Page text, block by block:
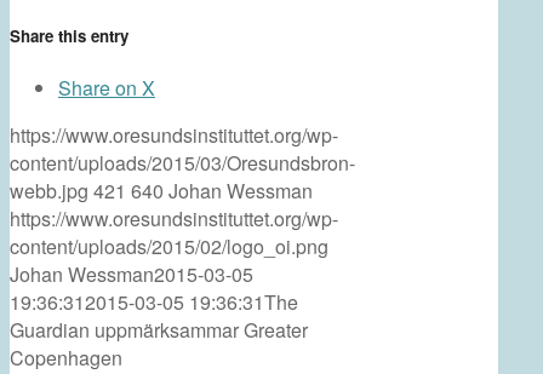
Share this entry
Share on X
https://www.oresundsinstituttet.org/wp-
content/uploads/2015/03/Oresundsbron-
webb.jpg 421 640 Johan Wessman
https://www.oresundsinstituttet.org/wp-
content/uploads/2015/02/logo_oi.png
Johan Wessman2015-03-05
19:36:312015-03-05 19:36:31The
Guardian uppmärksammar Greater
Copenhagen